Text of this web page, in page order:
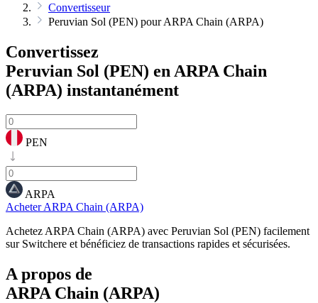
Convertisseur
Peruvian Sol (PEN) pour ARPA Chain (ARPA)
Convertissez
Peruvian Sol (PEN) en ARPA Chain
(ARPA) instantanément
PEN
ARPA
Acheter ARPA Chain (ARPA)
Achetez ARPA Chain (ARPA) avec Peruvian Sol (PEN) facilement
sur Switchere et bénéficiez de transactions rapides et sécurisées.
A propos de
ARPA Chain (ARPA)